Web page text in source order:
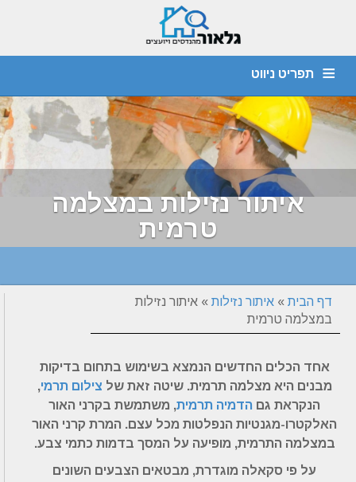
תפריט ניווט
דף הבית יועץ איטום חוות דעת הנדסית מהנדס קונסטרוקציה
ליקויי בניה ביקורת מבנים איתור נזילות אודות צור קשר
איתור נזילות במצלמה
טרמית
דף הבית » איתור נזילות » איתור נזילות
במצלמה טרמית
אחד הכלים החדשים הנמצא בשימוש בתחום בדיקות
מבנים היא מצלמה תרמית. שיטה זאת של צילום תרמי,
הנקראת גם הדמיה תרמית, משתמשת בקרני האור
האלקטרו-מגנטיות הנפלטות מכל עצם. המרת קרני האור
במצלמה התרמית, מופיעה על המסך בדמות כתמי צבע.
על פי סקאלה מוגדרת, מבטאים הצבעים השונים